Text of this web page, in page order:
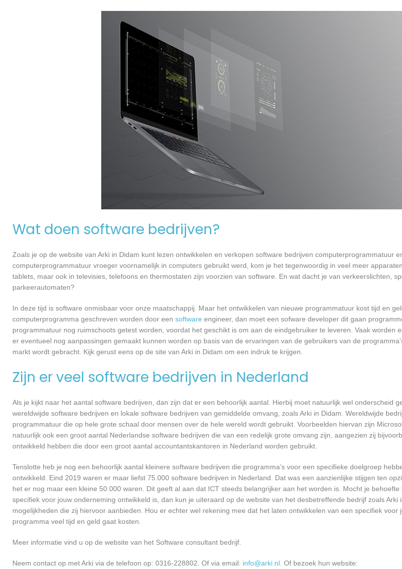
Wat doen software bedrijven?
Zoals je op de website van Arki in Didam kunt lezen ontwikkelen en verkopen software bedrijven computerprogrammatuur
computerprogrammatuur vroeger voornamelijk in computers gebruikt werd, kom je het tegenwoordig in veel meer
tablets, maar ook in televisies, telefoons en thermostaten zijn voorzien van software. En wat dacht je van verkeerslichten,
parkeerautomaten?
In deze tijd is software onmisbaar voor onze maatschappij. Maar het ontwikkelen van nieuwe programmatuur kost tijd en
computerprogramma geschreven worden door een software engineer, dan moet een sofware developer dit gaan
programmatuur nog ruimschoots getest worden, voordat het geschikt is om aan de eindgebruiker te leveren. Vaak worden
er eventueel nog aanpassingen gemaakt kunnen worden op basis van de ervaringen van de gebruikers van de
markt wordt gebracht. Kijk gerust eens op de site van Arki in Didam om een indruk te krijgen.
Zijn er veel software bedrijven in Nederland
Als je kijkt naar het aantal software bedrijven, dan zijn dat er een behoorlijk aantal. Hierbij moet natuurlijk wel onderscheid
wereldwijde software bedrijven en lokale software bedrijven van gemiddelde omvang, zoals Arki in Didam. Wereldwijde
programmatuur die op hele grote schaal door mensen over de hele wereld wordt gebruikt. Voorbeelden hiervan zijn
natuurlijk ook een groot aantal Nederlandse software bedrijven die van een redelijk grote omvang zijn, aangezien zij
ontwikkeld hebben die door een groot aantal accountantskantoren in Nederland worden gebruikt.
Tenslotte heb je nog een behoorlijk aantal kleinere software bedrijven die programma’s voor een specifieke doelgroep
ontwikkeld. Eind 2019 waren er maar liefst 75.000 software bedrijven in Nederland. Dat was een aanzienlijke stijgen ten
het er nog maar een kleine 50.000 waren. Dit geeft al aan dat ICT steeds belangrijker aan het worden is. Mocht je
specifiek voor jouw onderneming ontwikkeld is, dan kun je uiteraard op de website van het desbetreffende bedrijf zoals Arki
mogelijkheden die zij hiervoor aanbieden. Hou er echter wel rekening mee dat het laten ontwikkelen van een specifiek voor
programma veel tijd en geld gaat kosten.
Meer informatie vind u op de website van het Software consultant bedrijf.
Neem contact op met Arki via de telefoon op: 0316-228802. Of via email: info@arki.nl . Of bezoek hun website: